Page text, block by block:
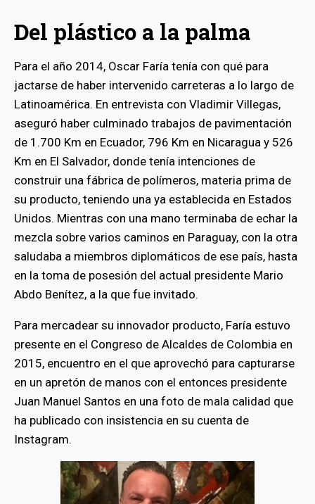
Del plástico a la palma
Para el año 2014, Oscar Faría tenía con qué para
jactarse de haber intervenido carreteras a lo largo de
Latinoamérica. En entrevista con Vladimir Villegas,
aseguró haber culminado trabajos de pavimentación
de 1.700 Km en Ecuador, 796 Km en Nicaragua y 526
Km en El Salvador, donde tenía intenciones de
construir una fábrica de polímeros, materia prima de
su producto, teniendo una ya establecida en Estados
Unidos. Mientras con una mano terminaba de echar la
mezcla sobre varios caminos en Paraguay, con la otra
saludaba a miembros diplomáticos de ese país, hasta
en la toma de posesión del actual presidente Mario
Abdo Benítez, a la que fue invitado.
Para mercadear su innovador producto, Faría estuvo
presente en el Congreso de Alcaldes de Colombia en
2015, encuentro en el que aprovechó para capturarse
en un apretón de manos con el entonces presidente
Juan Manuel Santos en una foto de mala calidad que
ha publicado con insistencia en su cuenta de
Instagram.